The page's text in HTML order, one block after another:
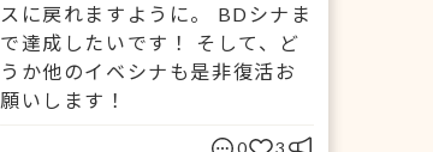
スに戻れますように。 BDシナま
で達成したいです！ そして、ど
うか他のイベシナも是非復活お
願いします！
0 3